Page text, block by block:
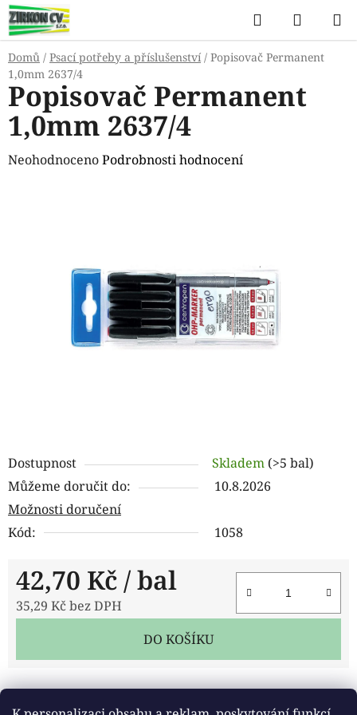
Přejít
na
obsah
Hledat
KOŠÍK
Domů / Psací potřeby a příslušenství / Popisovač Permanent
1,0mm 2637/4
Dostupnost Skladem (>5 bal)
Můžeme doručit do:
10.8.2026
Možnosti doručení
Kód:
1058
42,70 Kč / bal
35,29 Kč bez DPH
DO KOŠÍKU
Popisovač Permanent
1,0mm 2637/4
Průměrné
NeohodnocenoPodrobnosti hodnocení